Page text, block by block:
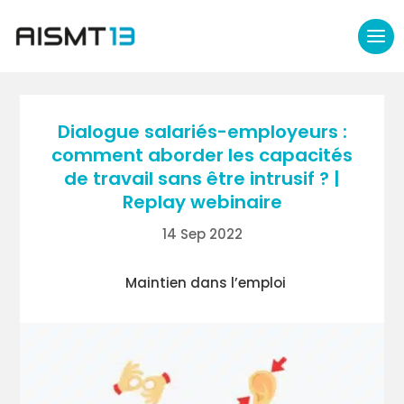
Dialogue salariés-employeurs :
comment aborder les capacités
de travail sans être intrusif ? |
Replay webinaire
14 Sep 2022
Maintien dans l’emploi